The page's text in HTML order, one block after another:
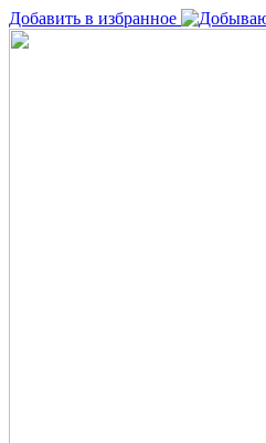
Добавить в избранное